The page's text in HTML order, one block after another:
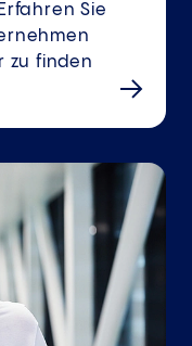
Sie
zu finden